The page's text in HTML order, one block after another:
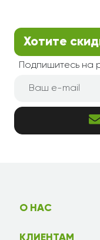
Хотите
Подпишитесь на
О НАС
КЛИЕНТАМ